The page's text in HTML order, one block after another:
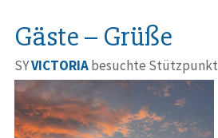
Gäste – Grüße
SYVICTORIAbesuchte Stützpunkt